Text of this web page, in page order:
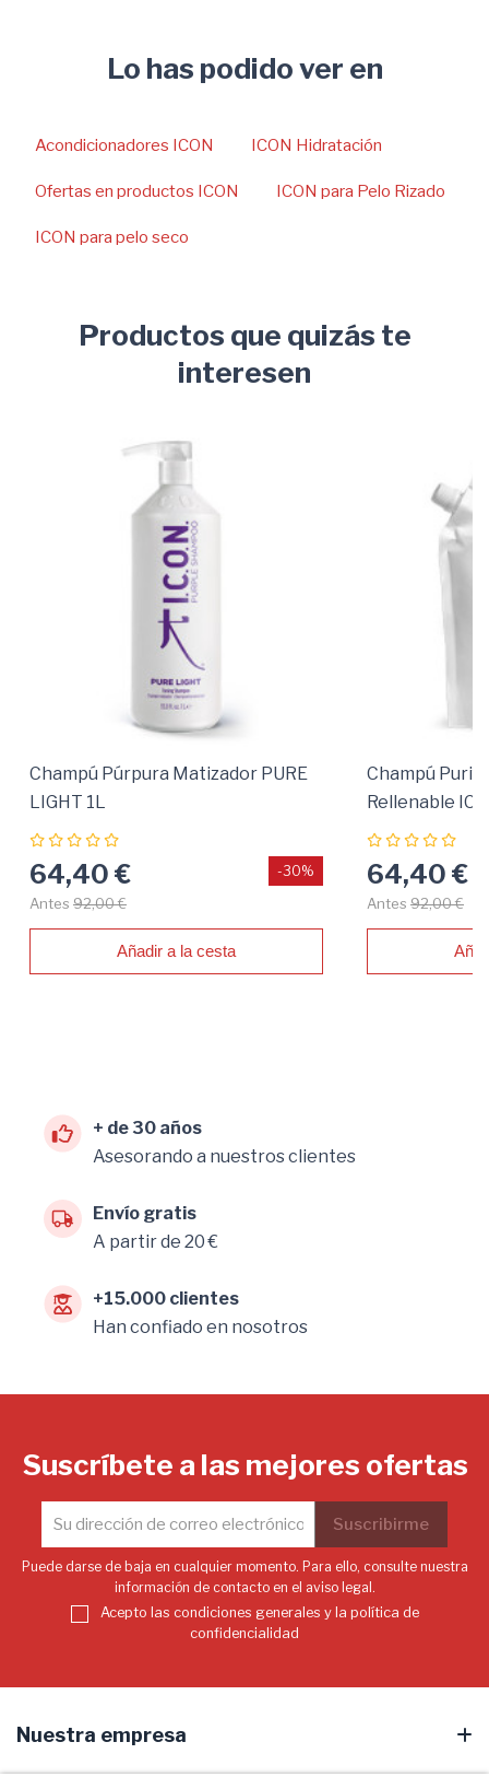
Lo has podido ver en
Acondicionadores ICON ICON Hidratación
Ofertas en productos ICON ICON para Pelo Rizado
ICON para pelo seco
Productos que quizás te
interesen
Champú Púrpura Matizador PURE
LIGHT 1L
64,40 €
Antes 92,00 €
-30%
Añadir a la cesta
Champú
Rellenable
Capilar
64,40 €
Antes 92,00 €
+ de 30 años
Asesorando a nuestros clientes
Envío gratis
A partir de 20 €
+15.000 clientes
Han confiado en nosotros
Suscríbete a las mejores ofertas
Puede darse de baja en cualquier momento. Para ello, consulte nuestra
información de contacto en el aviso legal.
Acepto las condiciones generales y la política de
confidencialidad
Nuestra empresa